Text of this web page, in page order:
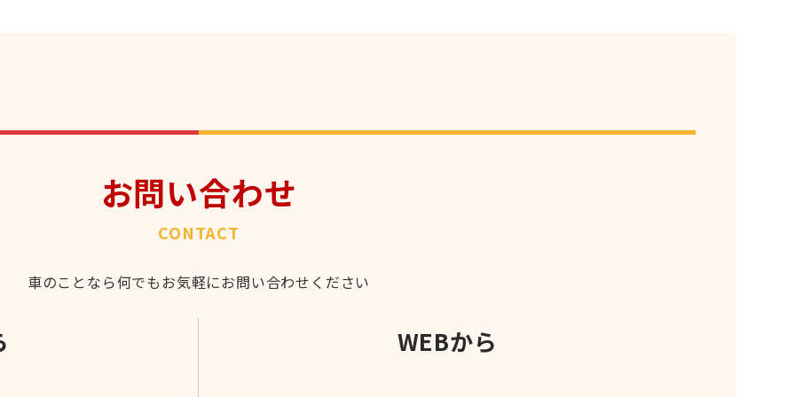
お問い合わせ
CONTACT
車のことなら何でもお気軽にお問い合わせください
WEBから